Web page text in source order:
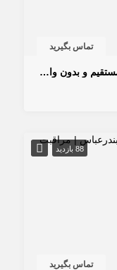
تماس بگیرید
فروش کنسانتره آهن ۶۵ درصد | عرضه مستقیم و بدون واسطه
88 بازدید
تماس بگیرید